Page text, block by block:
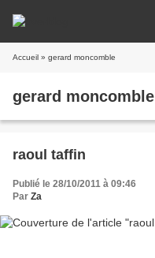
Accueil » gerard moncomble
gerard moncomble
raoul taffin
Publié le 28/10/2011 à 09:46
Par Za